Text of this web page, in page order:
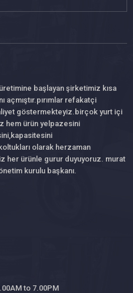
başlayan şirketimiz kısa
açmıştır.pırımlar refakatçi
göstermekteyiz.birçok yurt içi
hem ürün yelpazesini
olarak herzaman
her ürünle gurur duyuyoruz. murat
kurulu başkanı.
to 7.00PM